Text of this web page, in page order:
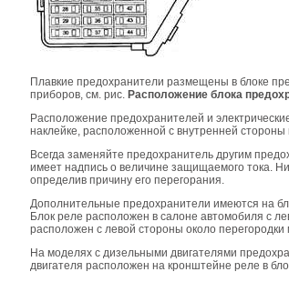
Плавкие предохранители размещены в блоке
приборов, см. рис. Расположение блока
Расположение предохранителей и
наклейке, расположенной с внутренней
Всегда заменяйте предохранитель другим
имеет надпись о величине защищаемого тока.
определив причину его перегорания.
Дополнительные предохранители имеются на
Блок реле расположен в салоне автомобиля с
расположен с левой стороны около перегородки
На моделях с дизельными двигателями
двигателя расположен на кронштейне реле в